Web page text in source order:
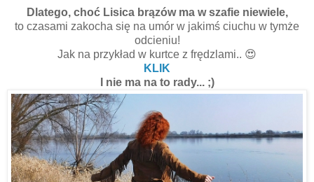
Dlatego, choć Lisica brązów ma w szafie niewiele,
to czasami zakocha się na umór w jakimś ciuchu w tymże
odcieniu!
Jak na przykład w kurtce z frędzlami.. 😍
KLIK
I nie ma na to rady... ;)